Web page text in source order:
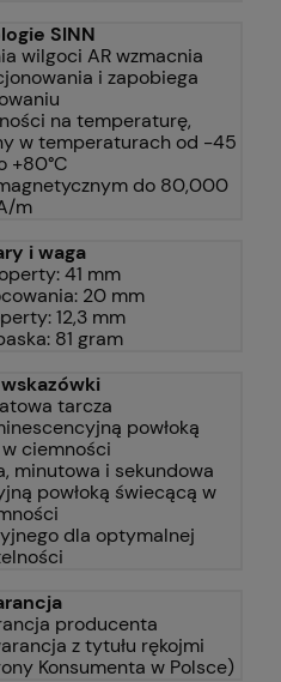
SINN
wilgoci AR wzmacnia
i zapobiega
na temperaturę,
w temperaturach od -45
+80°C
do 80,000
m
i waga
41 mm
20 mm
12,3 mm
81 gram
tarcza
powłoką
ciemności
minutowa i sekundowa
powłoką świecącą w
dla optymalnej
producenta
z tytułu rękojmi
Konsumenta w Polsce)